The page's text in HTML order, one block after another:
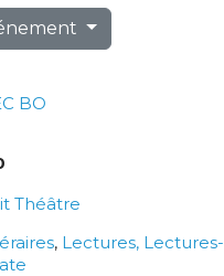
Théâtre
, Lectures, Lectures-